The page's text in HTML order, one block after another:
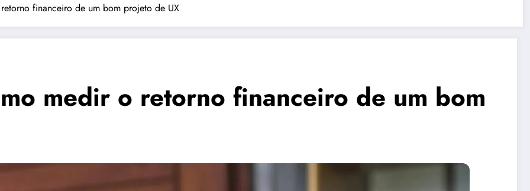
financeiro de um bom projeto de UX
medir o retorno financeiro de um bom